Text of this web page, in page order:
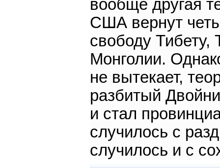
вообще другая
США вернут
свободу Тибету,
Монголии.
не вытекает,
разбитый
и стал
случилось с
случилось и с